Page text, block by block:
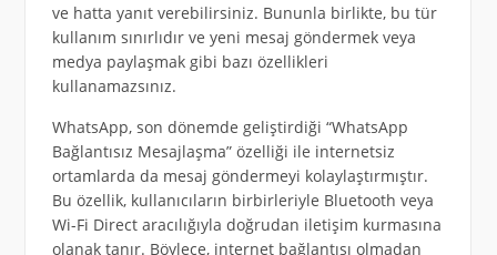
ve hatta yanıt verebilirsiniz. Bununla birlikte, bu tür
kullanım sınırlıdır ve yeni mesaj göndermek veya
medya paylaşmak gibi bazı özellikleri
kullanamazsınız.
WhatsApp, son dönemde geliştirdiği “WhatsApp
Bağlantısız Mesajlaşma” özelliği ile internetsiz
ortamlarda da mesaj göndermeyi kolaylaştırmıştır.
Bu özellik, kullanıcıların birbirleriyle Bluetooth veya
Wi-Fi Direct aracılığıyla doğrudan iletişim kurmasına
olanak tanır. Böylece, internet bağlantısı olmadan